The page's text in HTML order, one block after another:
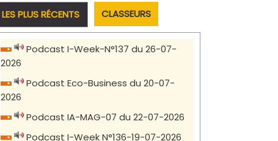
LES PLUS RÉCENTS CLASSEURS
Podcast I-Week-N°137 du 26-07-
2026
Podcast Eco-Business du 20-07-
2026
Podcast IA-MAG-07 du 22-07-2026
Podcast I-Week N°136-19-07-2026